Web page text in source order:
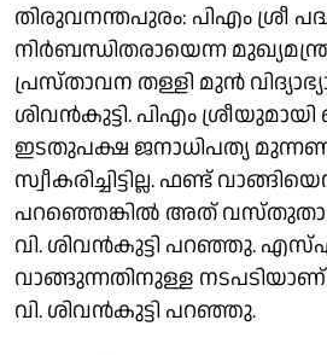
തിരുവനന്തപുരം: പിഎം ശ്രീ
നിർബന്ധിതരായെന്ന
പ്രസ്താവന തള്ളി മുൻ
ശിവൻകുട്ടി. പിഎം ശ്രീയുമായി
ഇടതുപക്ഷ ജനാധിപത്യ
സ്വീകരിച്ചിട്ടില്ല. ഫണ്ട്
പറഞ്ഞെങ്കിൽ അത് വസ്തുതാ
വി. ശിവൻകുട്ടി പറഞ്ഞു.
വാങ്ങുന്നതിനുള്ള നടപടിയാണ്
വി. ശിവൻകുട്ടി പറഞ്ഞു.